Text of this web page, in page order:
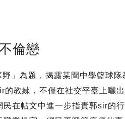
倫戀
」為題，揭露某間中學籃球隊
教練，不僅在社交平臺上曬
在帖文中進一步指責郭sir的